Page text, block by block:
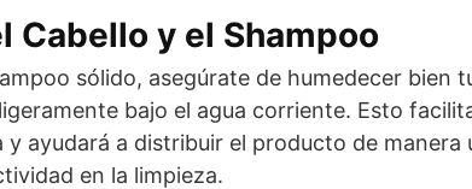
Cabello y el Shampoo
sólido, asegúrate de humedecer bien
bajo el agua corriente. Esto
y ayudará a distribuir el producto de manera
en la limpieza.